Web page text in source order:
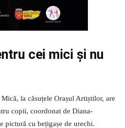
cei mici și nu
Mică, la căsuțele Orașul Artiștilor, are
copii, coordonat de Diana-
pictură cu bețigașe de urechi.